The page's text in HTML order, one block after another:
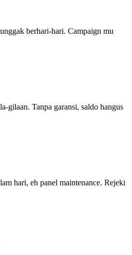
berhari-hari. Campaign mu
gilaan. Tanpa garansi, saldo hangus
hari, eh panel maintenance. Rejeki